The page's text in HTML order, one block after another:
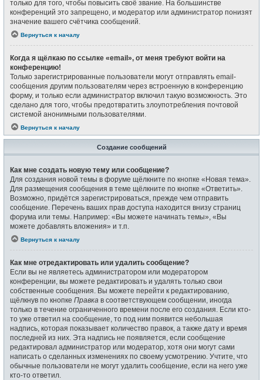
только для того, чтобы повысить своё звание. На большинстве
конференций это запрещено, и модератор или администратор понизят
значение вашего счётчика сообщений.
Вернуться к началу
Когда я щёлкаю по ссылке «email», от меня требуют войти на
конференцию!
Только зарегистрированные пользователи могут отправлять email-
сообщения другим пользователям через встроенную в конференцию
форму, и только если администратор включил такую возможность. Это
сделано для того, чтобы предотвратить злоупотребления почтовой
системой анонимными пользователями.
Вернуться к началу
Создание сообщений
Как мне создать новую тему или сообщение?
Для создания новой темы в форуме щёлкните по кнопке «Новая тема».
Для размещения сообщения в теме щёлкните по кнопке «Ответить».
Возможно, придётся зарегистрироваться, прежде чем отправить
сообщение. Перечень ваших прав доступа находится внизу страниц
форума или темы. Например: «Вы можете начинать темы», «Вы
можете добавлять вложения» и т.п.
Вернуться к началу
Как мне отредактировать или удалить сообщение?
Если вы не являетесь администратором или модератором
конференции, вы можете редактировать и удалять только свои
собственные сообщения. Вы можете перейти к редактированию,
щёлкнув по кнопке Правка в соответствующем сообщении, иногда
только в течение ограниченного времени после его создания. Если кто-
то уже ответил на сообщение, то под ним появится небольшая
надпись, которая показывает количество правок, а также дату и время
последней из них. Эта надпись не появляется, если сообщение
редактировал администратор или модератор, хотя они могут сами
написать о сделанных изменениях по своему усмотрению. Учтите, что
обычные пользователи не могут удалить сообщение, если на него уже
кто-то ответил.